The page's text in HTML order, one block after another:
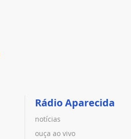
Rádio Aparecida
notícias
ouça ao vivo